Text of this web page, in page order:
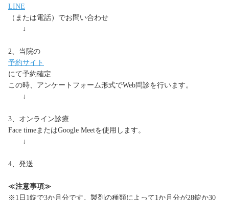
LINE
（または電話）でお問い合わせ
↓
2、当院の
予約サイト
にて予約確定
この時、アンケートフォーム形式でWeb問診を行います。
↓
3、オンライン診療
Face timeまたはGoogle Meetを使用します。
↓
4、発送
≪注意事項≫
※1日1錠で3か月分です。製剤の種類によって1か月分が28錠か30